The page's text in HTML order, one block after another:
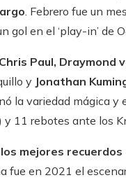
. Febrero fue un
gol en el ‘play-in’ de
Chris Paul, Draymond
y Jonathan
la variedad mágica y
11 rebotes ante los
mejores recuerdos
fue en 2021 el